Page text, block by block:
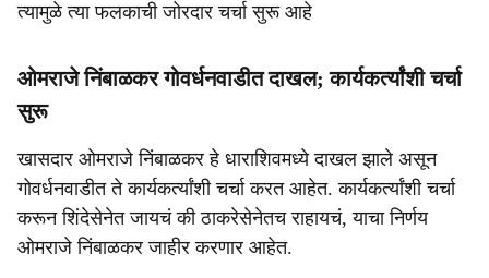
त्यामुळे त्या फलकाची जोरदार चर्चा सुरू आहे
ओमराजे निंबाळकर गोवर्धनवाडीत दाखल; कार्यकर्त्यांशी चर्चा
सुरू
खासदार ओमराजे निंबाळकर हे धाराशिवमध्ये दाखल झाले असून
गोवर्धनवाडीत ते कार्यकर्त्यांशी चर्चा करत आहेत. कार्यकर्त्यांशी चर्चा
करून शिंदेसेनेत जायचं की ठाकरेसेनेतच राहायचं, याचा निर्णय
ओमराजे निंबाळकर जाहीर करणार आहेत.